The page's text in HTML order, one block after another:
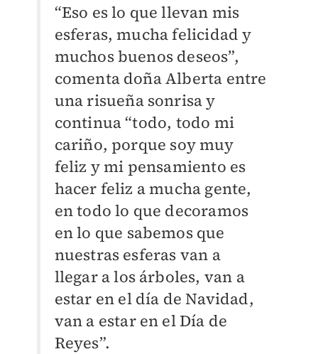
“Eso es lo que llevan mis
esferas, mucha felicidad y
muchos buenos deseos”,
comenta doña Alberta entre
una risueña sonrisa y
continua “todo, todo mi
cariño, porque soy muy
feliz y mi pensamiento es
hacer feliz a mucha gente,
en todo lo que decoramos
en lo que sabemos que
nuestras esferas van a
llegar a los árboles, van a
estar en el día de Navidad,
van a estar en el Día de
Reyes”.